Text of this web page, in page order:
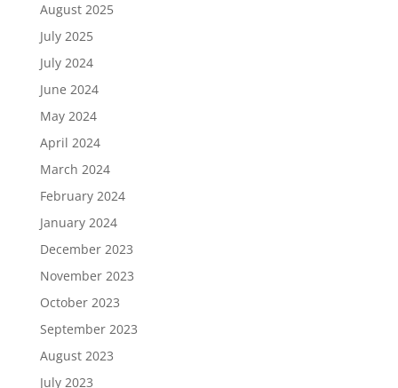
August 2025
July 2025
July 2024
June 2024
May 2024
April 2024
March 2024
February 2024
January 2024
December 2023
November 2023
October 2023
September 2023
August 2023
July 2023